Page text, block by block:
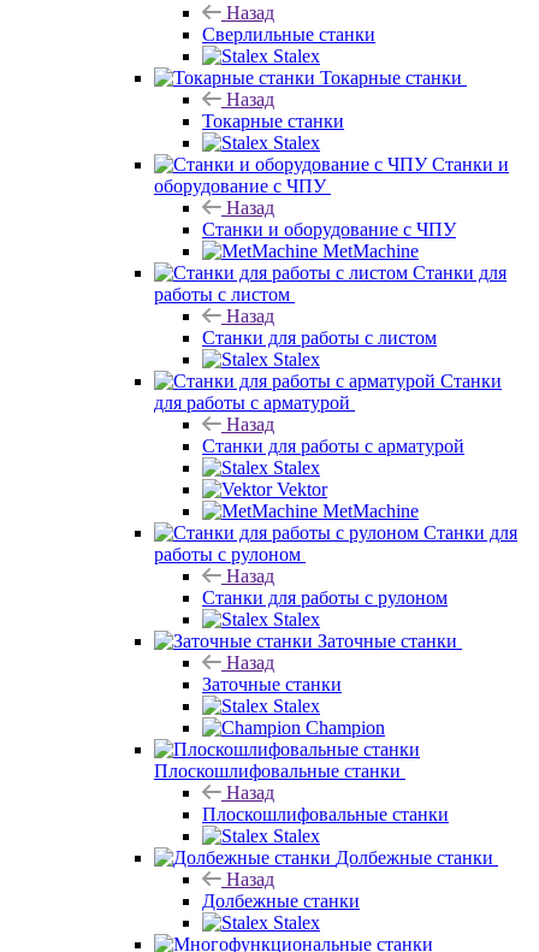
Назад
Сверлильные станки
Stalex
Токарные станки
Назад
Токарные станки
Stalex
Станки и
оборудование с ЧПУ
Назад
Станки и оборудование с ЧПУ
MetMachine
Станки для
работы с листом
Назад
Станки для работы с листом
Stalex
Станки
для работы с арматурой
Назад
Станки для работы с арматурой
Stalex
Vektor
MetMachine
Станки для
работы с рулоном
Назад
Станки для работы с рулоном
Stalex
Заточные станки
Назад
Заточные станки
Stalex
Champion
Плоскошлифовальные станки
Назад
Плоскошлифовальные станки
Stalex
Долбежные станки
Назад
Долбежные станки
Stalex